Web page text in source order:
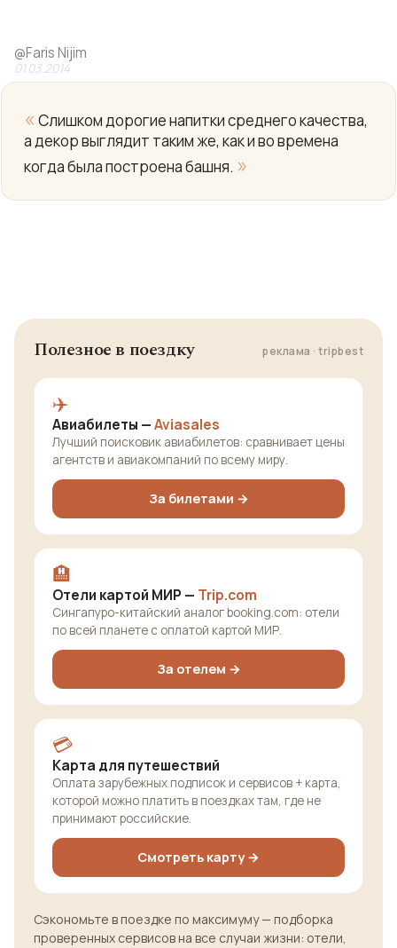
Yo
@Faris Nijim
01.03.2014
« Слишком дорогие напитки среднего качества,
а декор выглядит таким же, как и во времена
когда была построена башня. »
Полезное в поездку реклама · tripbest
✈️
Авиабилеты —Aviasales
Лучший поисковик авиабилетов: сравнивает цены
агентств и авиакомпаний по всему миру.
За билетами →
🏨
Отели картой МИР — Trip.com
Сингапуро-китайский аналог booking.com: отели
по всей планете с оплатой картой МИР.
За отелем →
💳
Карта для путешествий
Оплата зарубежных подписок и сервисов + карта,
которой можно платить в поездках там, где не
принимают российские.
Смотреть карту →
Сэкономьте в поездке по максимуму — подборка
проверенных сервисов на все случаи жизни: отели,